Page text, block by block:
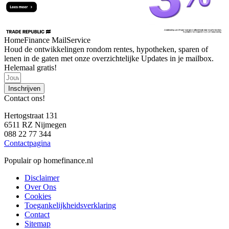
HomeFinance MailService
Houd de ontwikkelingen rondom rentes, hypotheken, sparen of
lenen in de gaten met onze overzichtelijke Updates in je mailbox.
Helemaal gratis!
Inschrijven
Contact ons!
Hertogstraat 131
6511 RZ Nijmegen
088 22 77 344
Contactpagina
Populair op homefinance.nl
Disclaimer
Over Ons
Cookies
Toegankelijkheidsverklaring
Contact
Sitemap